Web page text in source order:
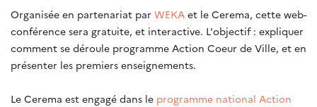
Organisée en partenariat par WEKA et le Cerema, cette web-
conférence sera gratuite, et interactive. L'objectif : expliquer
comment se déroule programme Action Coeur de Ville, et en
présenter les premiers enseignements.
Le Cerema est engagé dans le programme national Action